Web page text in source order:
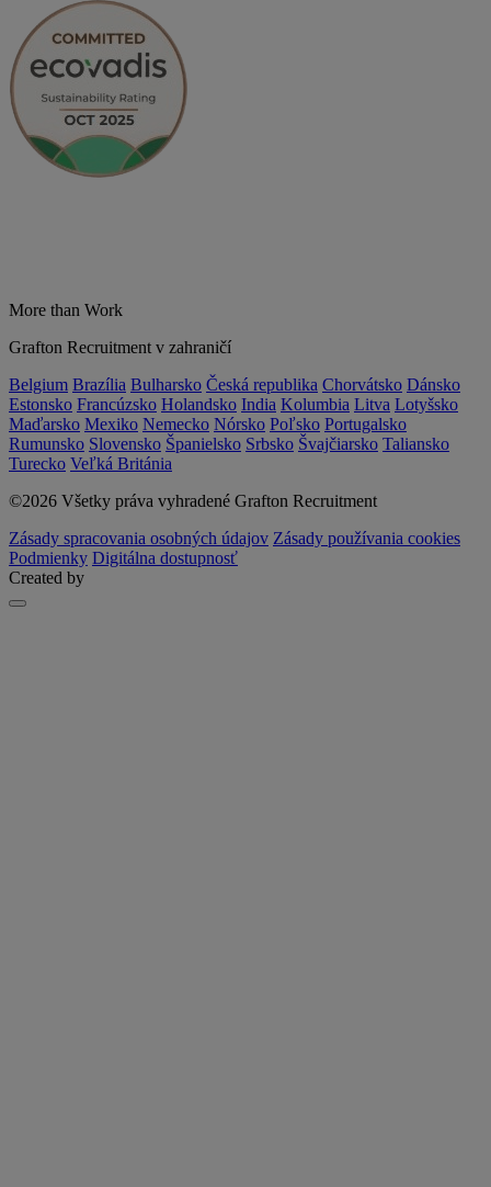
More than Work
Grafton Recruitment v zahraničí
Belgium Brazília Bulharsko Česká republika Chorvátsko Dánsko
Estonsko Francúzsko Holandsko India Kolumbia Litva Lotyšsko
Maďarsko Mexiko Nemecko Nórsko Poľsko Portugalsko
Rumunsko Slovensko Španielsko Srbsko Švajčiarsko Taliansko
Turecko Veľká Británia
©2026 Všetky práva vyhradené Grafton Recruitment
Zásady spracovania osobných údajov Zásady používania cookies
Podmienky Digitálna dostupnosť
Created by